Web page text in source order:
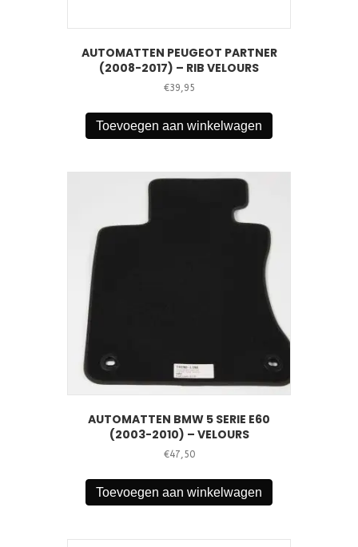
AUTOMATTEN PEUGEOT PARTNER
(2008-2017) – RIB VELOURS
€39,95
Toevoegen aan winkelwagen
AUTOMATTEN BMW 5 SERIE E60
(2003-2010) – VELOURS
€47,50
Toevoegen aan winkelwagen